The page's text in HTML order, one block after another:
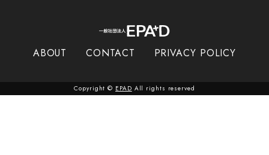
ABOUT CONTACT PRIVACY POLICY
Copyright © EPAD All rights reserved